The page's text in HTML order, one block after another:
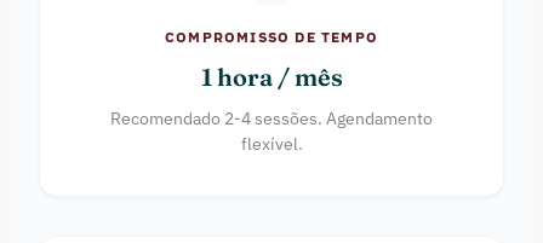
COMPROMISSO DE TEMPO
1 hora / mês
Recomendado 2-4 sessões. Agendamento
flexível.